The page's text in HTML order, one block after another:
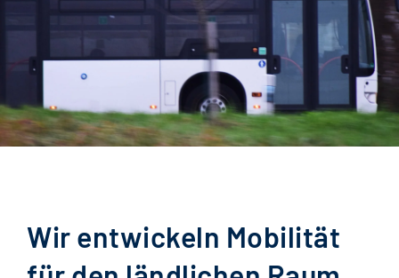
On-Demand: ÖPNV-Taxi
Allgemeine Vorschriften und Einnahmeprognosen
Ausschreibungsbegleitung und Vergabeverfahren
Beratung im ÖPNV
Freigestellte Schülerverkehre
Über uns
Kontakt
Wir entwickeln Mobilität